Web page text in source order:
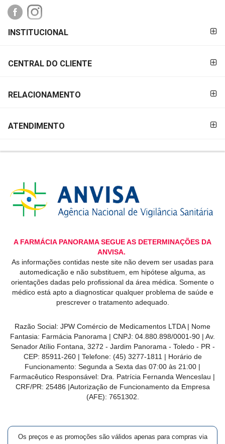
PAGAMENTO
INSTITUCIONAL
CENTRAL DO CLIENTE
RELACIONAMENTO
ATENDIMENTO
A FARMÁCIA PANORAMA SEGUE AS DETERMINAÇÕES DA
ANVISA.
As informações contidas neste site não devem ser usadas para
automedicação e não substituem, em hipótese alguma, as
orientações dadas pelo profissional da área médica. Somente o
médico está apto a diagnosticar qualquer problema de saúde e
prescrever o tratamento adequado.
Razão Social: JPW Comércio de Medicamentos LTDA | Nome
Fantasia: Farmácia Panorama | CNPJ: 04.880.898/0001-90 | Av.
Senador Atílio Fontana, 3272 - Jardim Panorama - Toledo - PR -
CEP: 85911-260 | Telefone: (45) 3277-1811 | Horário de
Funcionamento: Segunda a Sexta das 07:00 às 21:00 |
Farmacêutico Responsável: Dra. Patrícia Fernanda Wenceslau |
CRF/PR: 25486 |Autorização de Funcionamento da Empresa
(AFE): 7651302.
Os preços e as promoções são válidos apenas para compras via